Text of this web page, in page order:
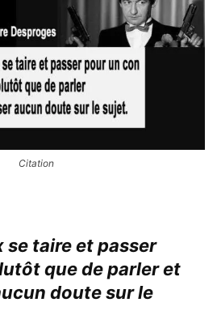
Citation
se taire et passer
que de parler et
doute sur le